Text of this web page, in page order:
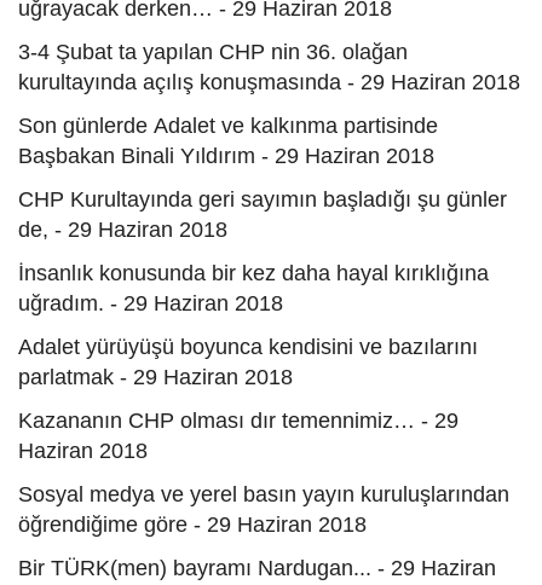
uğrayacak derken… - 29 Haziran 2018
3-4 Şubat ta yapılan CHP nin 36. olağan
kurultayında açılış konuşmasında - 29 Haziran 2018
Son günlerde Adalet ve kalkınma partisinde
Başbakan Binali Yıldırım - 29 Haziran 2018
CHP Kurultayında geri sayımın başladığı şu günler
de, - 29 Haziran 2018
İnsanlık konusunda bir kez daha hayal kırıklığına
uğradım. - 29 Haziran 2018
Adalet yürüyüşü boyunca kendisini ve bazılarını
parlatmak - 29 Haziran 2018
Kazananın CHP olması dır temennimiz… - 29
Haziran 2018
Sosyal medya ve yerel basın yayın kuruluşlarından
öğrendiğime göre - 29 Haziran 2018
Bir TÜRK(men) bayramı Nardugan... - 29 Haziran